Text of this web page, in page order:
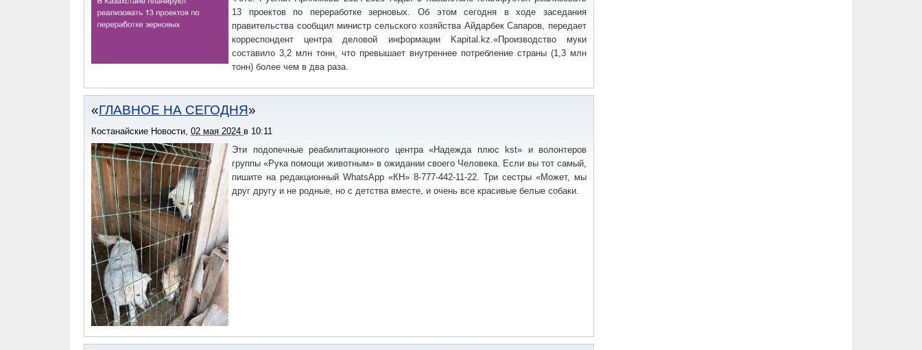
13 проектов по переработке зерновых. Об этом сегодня в ходе заседания
правительства сообщил министр сельского хозяйства Айдарбек Сапаров, передает
корреспондент центра деловой информации Kapital.kz.«Производство муки
составило 3,2 млн тонн, что превышает внутреннее потребление страны (1,3 млн
тонн) более чем в два раза.
ГЛАВНОЕ НА СЕГОДНЯ
Костанайские Новости, 02 мая 2024 в 10:11
Эти подопечные реабилитационного центра «Надежда плюс kst» и волонтеров
группы «Рука помощи животным» в ожидании своего Человека. Если вы тот самый,
пишите на редакционный WhatsApp «КН» 8-777-442-11-22. Три сестры «Может, мы
друг другу и не родные, но с детства вместе, и очень все красивые белые собаки.